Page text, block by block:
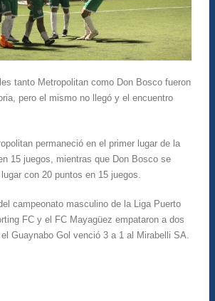
tanto Metropolitan como Don Bosco fueron
pero el mismo no llegó y el encuentro
permaneció en el primer lugar de la
15 juegos, mientras que Don Bosco se
con 20 puntos en 15 juegos.
campeonato masculino de la Liga Puerto
FC y el FC Mayagüez empataron a dos
Guaynabo Gol venció 3 a 1 al Mirabelli SA.